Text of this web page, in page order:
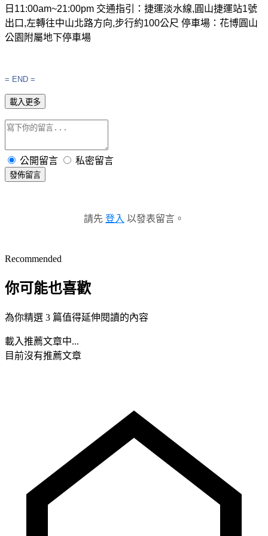
日 11:00am~21:00pm 交通指引：捷運淡水線, 圓山捷運站1號
出口 ,左轉往中山北路方向,步行約100公尺 停車場：花博圓山
公園附屬地下停車場
= END =
載入更多
公開留言 私密留言
發佈留言
請先 登入 以發表留言。
Recommended
你可能也喜歡
為你精選 3 篇值得延伸閱讀的內容
載入推薦文章中...
目前沒有推薦文章